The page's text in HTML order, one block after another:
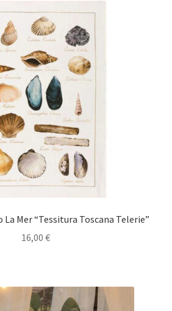
Mer “Tessitura Toscana Telerie”
16,00 €